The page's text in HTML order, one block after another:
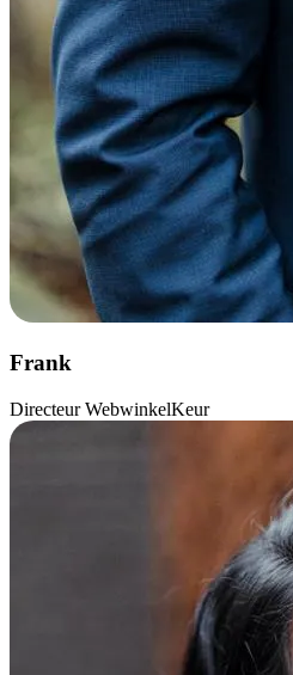
Frank
Directeur WebwinkelKeur